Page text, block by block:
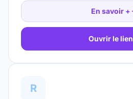
En savoir +
Ouvrir le lien
R